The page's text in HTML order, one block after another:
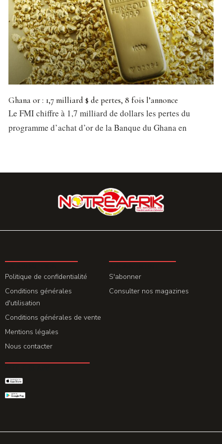
Ghana or : 1,7 milliard $ de pertes, 8 fois l’annonce
Le FMI chiffre à 1,7 milliard de dollars les pertes du
programme d’achat d’or de la Banque du Ghana en
Politique de confidentialité
Conditions générales
d'utilisation
Conditions générales de vente
Mentions légales
Nous contacter
S'abonner
Consulter nos magazines